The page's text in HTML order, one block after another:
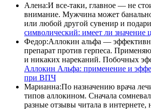
Алена:И все-таки, главное — не
внимание. Мужчина может
или любой другой сувенир и
символический: имеет ли значение
Федор:Аллокин альфа —
препарат против герпеса.
и никаких нареканий. Побочных
Аллокин Альфа: применение и
при ВПЧ
Марианна:По назначению врача
типов аллокином. Сначала
разные отзывы читала в